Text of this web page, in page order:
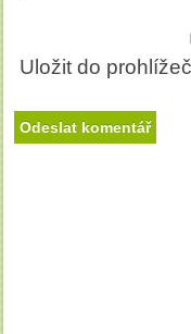
Uložit do